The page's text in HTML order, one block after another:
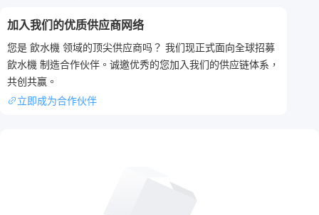
Marketplace
飲水機, 家用飲水機, 即熱飲水機, 濾芯更換, 選購指南,
wholesale 飲水機, XOOBAY
本頁提供飲水機的選購、安裝、日常使用與評測資訊。介紹即熱與常溫型
飲水機的功能、節能表現、濾芯更換要點，以及不同型號的比較，協助用
家作出明智選擇。
加入我们的优质供应商网络
您是 飲水機 领域的顶尖供应商吗？ 我们现正式面向全球招募
飲水機 制造合作伙伴。诚邀优秀的您加入我们的供应链体系，
共创共赢。
立即成为合作伙伴